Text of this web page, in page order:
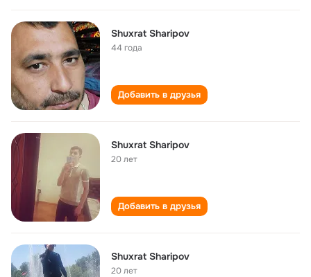
Shuxrat Sharipov
44 года
Добавить в друзья
Shuxrat Sharipov
20 лет
Добавить в друзья
Shuxrat Sharipov
20 лет